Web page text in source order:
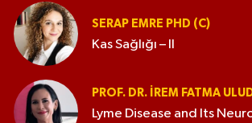
SERAP EMRE PHD (C)
Kas Sağlığı – II
PROF. DR. İREM FATMA
Lyme Disease and Its